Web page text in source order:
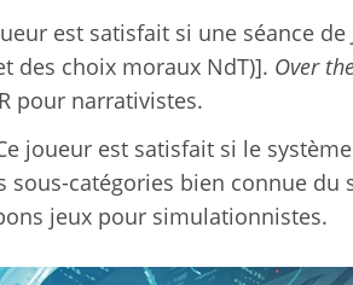
est satisfait si une séance
des choix moraux NdT)]. Over
pour narrativistes.
joueur est satisfait si le
sous-catégories bien connue
jeux pour simulationnistes.